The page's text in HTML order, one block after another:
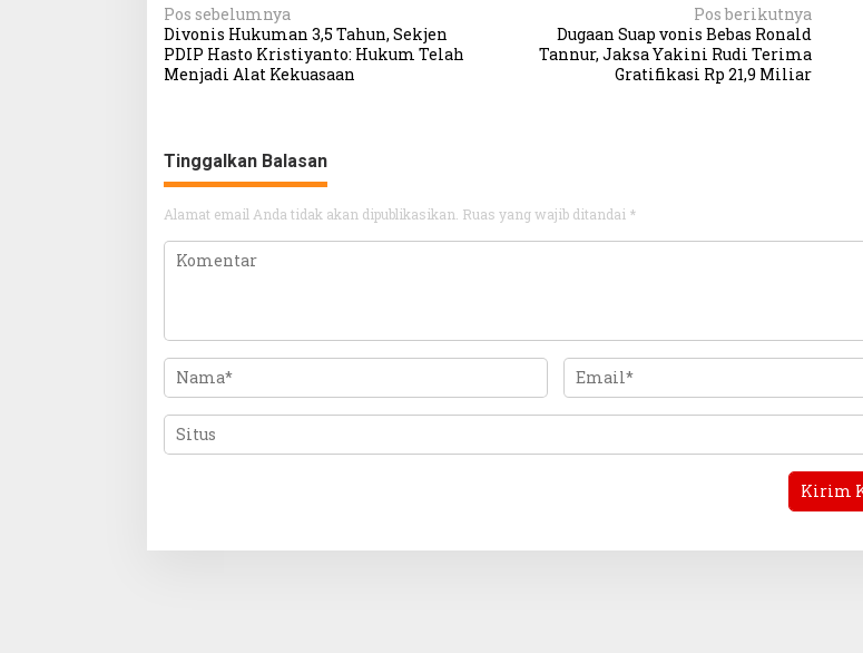
Navigasi
pos
Pos sebelumnya
Divonis Hukuman 3,5 Tahun, Sekjen
PDIP Hasto Kristiyanto: Hukum Telah
Menjadi Alat Kekuasaan
Pos berikutnya
Dugaan Suap vonis Bebas Ronald
Tannur, Jaksa Yakini Rudi Terima
Gratifikasi Rp 21,9 Miliar
Tinggalkan Balasan
Alamat email Anda tidak akan dipublikasikan. Ruas yang wajib ditandai *